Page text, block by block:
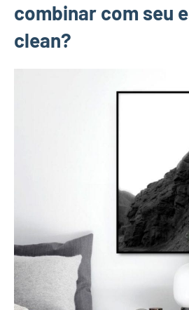
combinar com seu
clean?